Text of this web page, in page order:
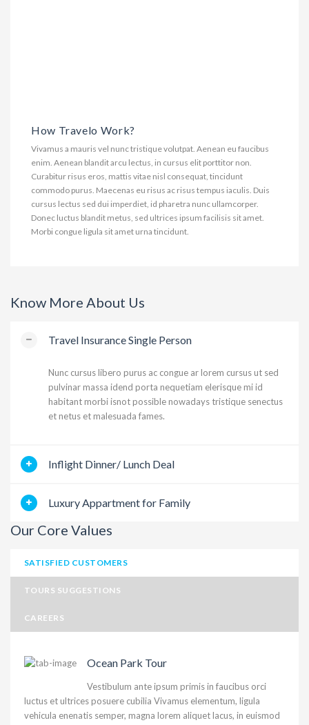
How Travelo Work?
Vivamus a mauris vel nunc tristique volutpat. Aenean eu faucibus
enim. Aenean blandit arcu lectus, in cursus elit porttitor non.
Curabitur risus eros, mattis vitae nisl consequat, tincidunt
commodo purus. Maecenas eu risus ac risus tempus iaculis. Duis
cursus lectus sed dui imperdiet, id pharetra nunc ullamcorper.
Donec luctus blandit metus, sed ultrices ipsum facilisis sit amet.
Morbi congue ligula sit amet urna tincidunt.
Know More About Us
Travel Insurance Single Person
Nunc cursus libero purus ac congue ar lorem cursus ut sed
pulvinar massa idend porta nequetiam elerisque mi id
habitant morbi isnot possible nowadays tristique senectus
et netus et malesuada fames.
Inflight Dinner/ Lunch Deal
Luxury Appartment for Family
Our Core Values
SATISFIED CUSTOMERS
TOURS SUGGESTIONS
CAREERS
Ocean Park Tour
Vestibulum ante ipsum primis in faucibus orci
luctus et ultrices posuere cubilia Vivamus elementum, ligula
vehicula enenatis semper, magna lorem aliquet lacus, in euismod